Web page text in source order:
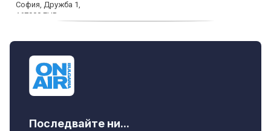
Последвайте ни...